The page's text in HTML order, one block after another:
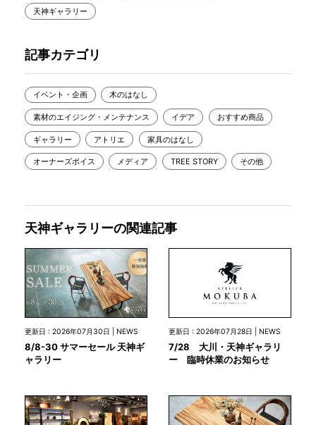
天神ギャラリー
記事カテゴリ
イベント・企画 木のはなし
素材のエイジング・メンテナンス イデア おすすめ商品
ギャラリー アトリエ 家具のはなし
オーナーズボイス メディア TREE STORY その他
天神ギャラリーの関連記事
更新日 : 2026年07月30日 | NEWS
8/8-30 サマーセール 天神ギ
ャラリー
更新日 : 2026年07月28日 | NEWS
7/28 大川・天神ギャラリ
ー 臨時休業のお知らせ